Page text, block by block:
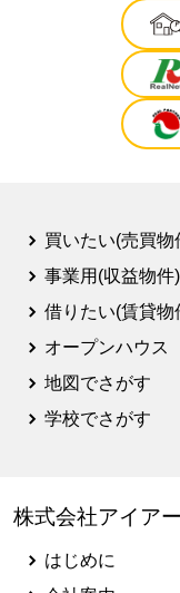
買いたい(売買物
事業用(収益物件)
借りたい(賃貸物
オープンハウス
地図でさがす
学校でさがす
株式会社アイア
はじめに